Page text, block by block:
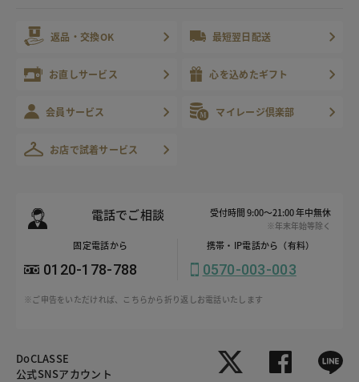
返品・交換OK 最短翌日配送
お直しサービス 心を込めたギフト
会員サービス マイレージ倶楽部
お店で試着サービス
電話でご相談 受付時間 9:00～21:00 年中無休
※年末年始等除く
固定電話から
0120-178-788
携帯・IP電話から（有料）
0570-003-003
※ご申告をいただければ、こちらから折り返しお電話いたします
DoCLASSE
公式SNSアカウント